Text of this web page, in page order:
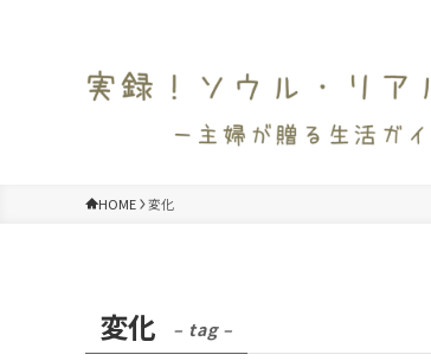
HOME 変化
変化 – tag –